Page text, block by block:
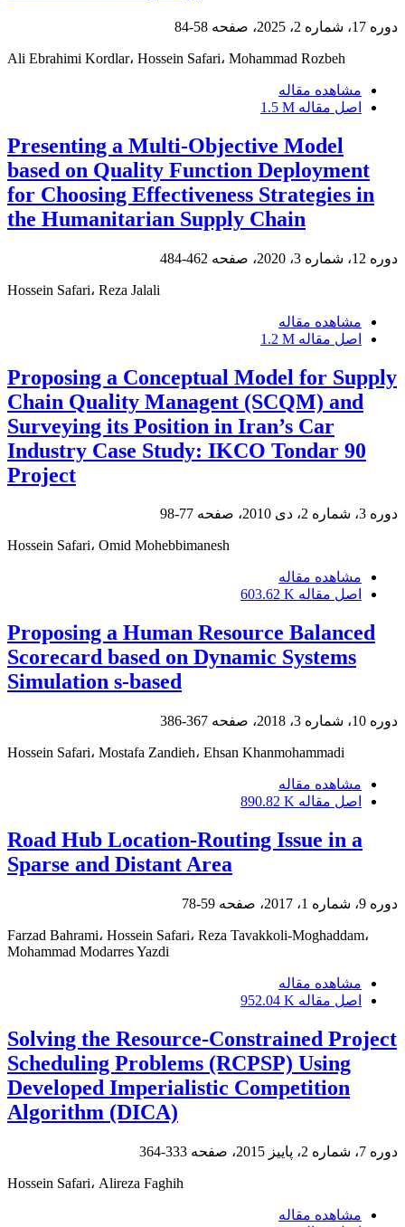
دوره 17، شماره 2، 2025، صفحه 58-84
Ali Ebrahimi Kordlar، Hossein Safari، Mohammad Rozbeh
مشاهده مقاله
اصل مقاله 1.5 M
Presenting a Multi-Objective Model
based on Quality Function Deployment
for Choosing Effectiveness Strategies in
the Humanitarian Supply Chain
دوره 12، شماره 3، 2020، صفحه 462-484
Hossein Safari، Reza Jalali
مشاهده مقاله
اصل مقاله 1.2 M
Proposing a Conceptual Model for Supply
Chain Quality Managent (SCQM) and
Surveying its Position in Iran’s Car
Industry Case Study: IKCO Tondar 90
Project
دوره 3، شماره 2، دی 2010، صفحه 77-98
Hossein Safari، Omid Mohebbimanesh
مشاهده مقاله
اصل مقاله 603.62 K
Proposing a Human Resource Balanced
Scorecard based on Dynamic Systems
Simulation s-based
دوره 10، شماره 3، 2018، صفحه 367-386
Hossein Safari، Mostafa Zandieh، Ehsan Khanmohammadi
مشاهده مقاله
اصل مقاله 890.82 K
Road Hub Location-Routing Issue in a
Sparse and Distant Area
دوره 9، شماره 1، 2017، صفحه 59-78
Farzad Bahrami، Hossein Safari، Reza Tavakkoli-Moghaddam،
Mohammad Modarres Yazdi
مشاهده مقاله
اصل مقاله 952.04 K
Solving the Resource-Constrained Project
Scheduling Problems (RCPSP) Using
Developed Imperialistic Competition
Algorithm (DICA)
دوره 7، شماره 2، پاییز 2015، صفحه 333-364
Hossein Safari، Alireza Faghih
مشاهده مقاله